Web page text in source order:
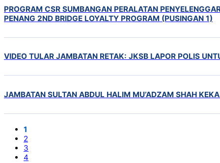
PROGRAM CSR SUMBANGAN PERALATAN
PENANG 2ND BRIDGE LOYALTY PROGRAM (PUSINGAN 1)
VIDEO TULAR JAMBATAN RETAK: JKSB LAPOR POLIS
JAMBATAN SULTAN ABDUL HALIM MU’ADZAM SHAH
1
2
3
4